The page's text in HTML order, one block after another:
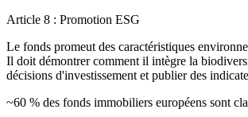
Article 8 : Promotion ESG
Le fonds promeut des caractéristiques
Il doit démontrer comment il intègre la
décisions d'investissement et publier des
~60 % des fonds immobiliers européens sont